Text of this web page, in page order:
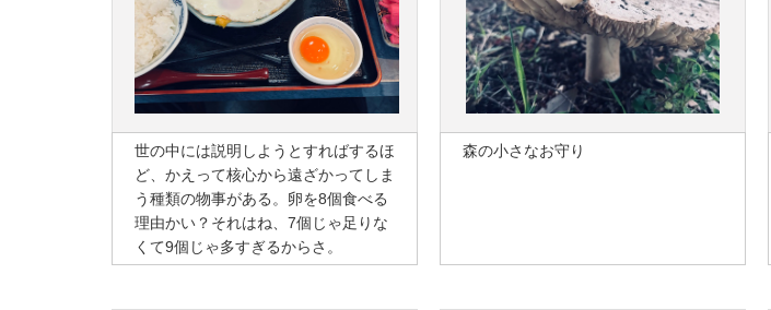
世の中には説明しようとすればするほ
ど、かえって核心から遠ざかってしま
う種類の物事がある。卵を8個食べる
理由かい？それはね、7個じゃ足りな
くて9個じゃ多すぎるからさ。
森の小さなお守り